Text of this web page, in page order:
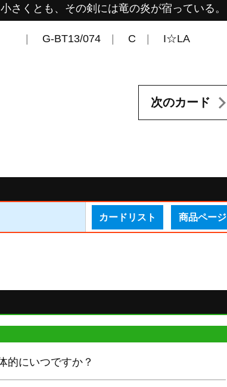
さくとも、その剣には竜の炎が宿っている。
G-BT13/074 C I☆LA
次のカード
カードリスト 商品ページ
的にいつですか？